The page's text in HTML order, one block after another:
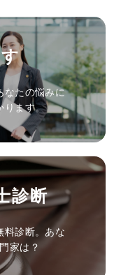
なたの悩みに
ります。
診断
料診断。あな
家は？